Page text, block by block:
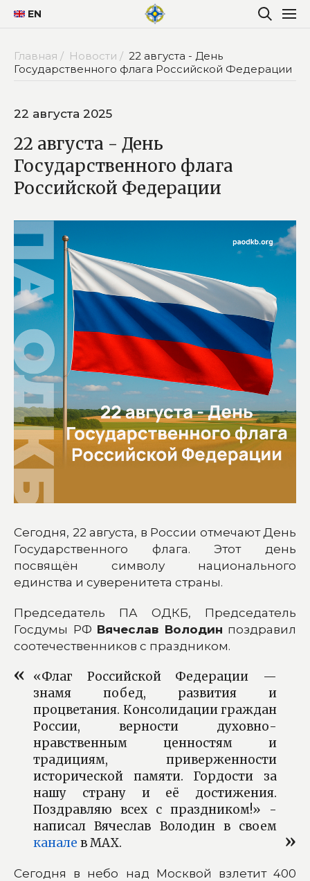
EN
Главная / Новости / 22 августа - День
Государственного флага Российской Федерации
22 августа 2025
22 августа - День
Государственного флага
Российской Федерации
Сегодня, 22 августа, в России отмечают День
Государственного флага. Этот день
посвящён символу национального
единства и суверенитета страны.
Председатель ПА ОДКБ, Председатель
Госдумы РФ Вячеслав Володин поздравил
соотечественников с праздником.
«Флаг Российской Федерации —
знамя побед, развития и
процветания. Консолидации граждан
России, верности духовно-
нравственным ценностям и
традициям, приверженности
исторической памяти. Гордости за
нашу страну и её достижения.
Поздравляю всех с праздником!» -
написал Вячеслав Володин в своем
канале в MAX.
Сегодня в небо над Москвой взлетит 400